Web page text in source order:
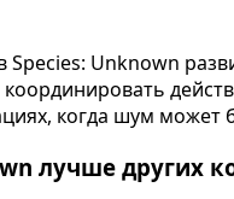
Unknown
когда шум может
лучше других